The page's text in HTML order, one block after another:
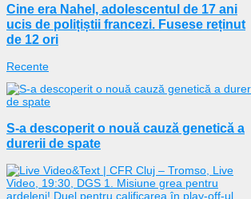
Cine era Nahel, adolescentul de 17 ani
ucis de polițiștii francezi. Fusese reținut
de 12 ori
Recente
S-a descoperit o nouă cauză genetică a
durerii de spate